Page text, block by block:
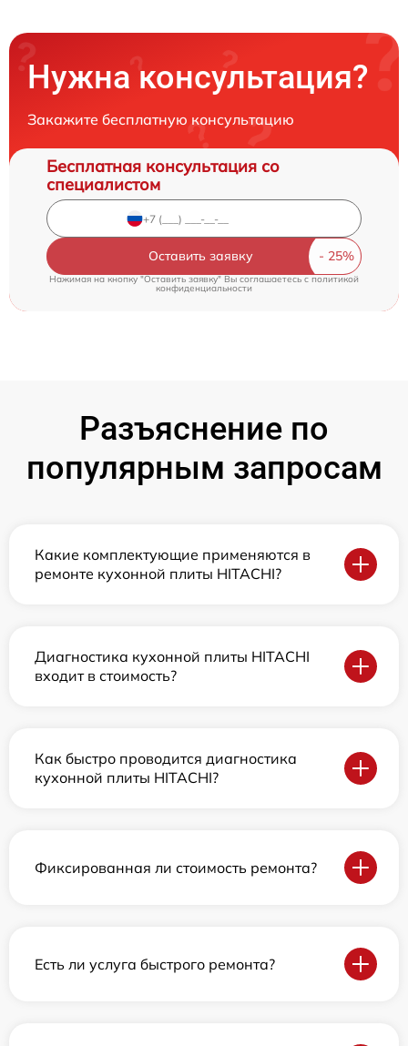
Нужна консультация?
Закажите бесплатную консультацию
Бесплатная консультация со
специалистом
Оставить заявку
Нажимая на кнопку "Оставить заявку" Вы соглашаетесь cполитикой
конфиденциальности
Разъяснение по
популярным запросам
Какие комплектующие применяются в
ремонте кухонной плиты HITACHI?
Диагностика кухонной плиты HITACHI
входит в стоимость?
Как быстро проводится диагностика
кухонной плиты HITACHI?
Фиксированная ли стоимость ремонта?
Есть ли услуга быстрого ремонта?